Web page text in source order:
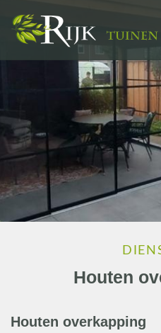
Houten
Houten overkapping